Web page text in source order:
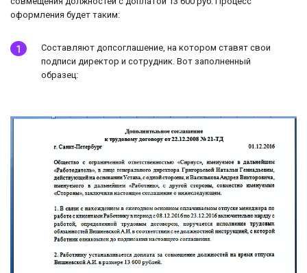
оформления будет таким:
Составляют допсоглашение, на котором ставят свои
подписи директор и сотрудник. Вот заполненный
образец: